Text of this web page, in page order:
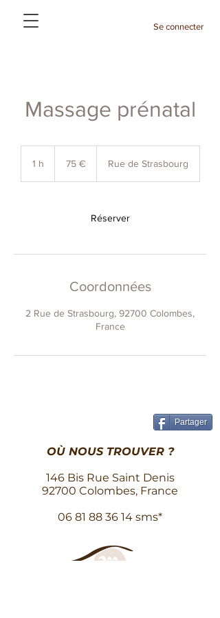
Se connecter
Massage prénatal
1 h 75 € Rue de Strasbourg
Réserver
Coordonnées
2 Rue de Strasbourg, 92700 Colombes,
France
Partager
OÙ NOUS TROUVER ?
146 Bis Rue Saint Denis
92700 Colombes, France
06 81 88 36 14 sms*